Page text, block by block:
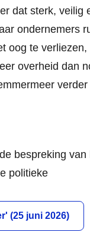
dat sterk, veilig
ondernemers
oog te verliezen,
overheid dan
verder
bespreking van
politieke
(25 juni 2026)